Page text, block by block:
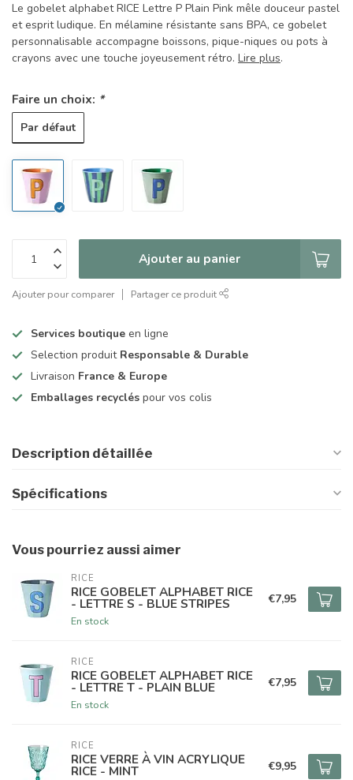
Le gobelet alphabet RICE Lettre P Plain Pink mêle douceur pastel
et esprit ludique. En mélamine résistante sans BPA, ce gobelet
personnalisable accompagne boissons, pique-niques ou pots à
crayons avec une touche joyeusement rétro. Lire plus.
Faire un choix: *
Par défaut
Ajouter au panier
Ajouter pour comparer Partager ce produit
Services boutique en ligne
Selection produit Responsable & Durable
Livraison France & Europe
Emballages recyclés pour vos colis
Description détaillée
Spécifications
Vous pourriez aussi aimer
RICE
RICE GOBELET ALPHABET RICE
- LETTRE S - BLUE STRIPES
En stock
€7,95
RICE
RICE GOBELET ALPHABET RICE
- LETTRE T - PLAIN BLUE
En stock
€7,95
RICE
RICE VERRE À VIN ACRYLIQUE
RICE - MINT €9,95